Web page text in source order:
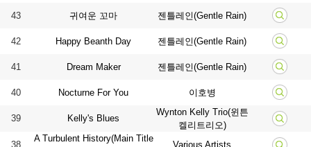
43 귀여운 꼬마 젠틀레인(Gentle Rain)
42 Happy Beanth Day 젠틀레인(Gentle Rain)
41 Dream Maker 젠틀레인(Gentle Rain)
40 Nocturne For You 이호병
39 Kelly's Blues
Wynton Kelly Trio(윈튼
켈리트리오)
38
A Turbulent History(Main Title
Various Artists